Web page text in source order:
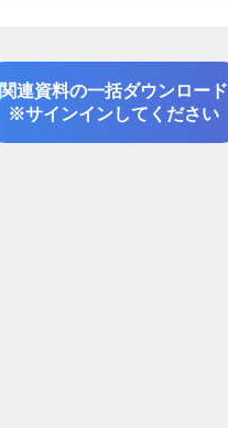
関連資料の一括ダウンロード
※サインインしてください